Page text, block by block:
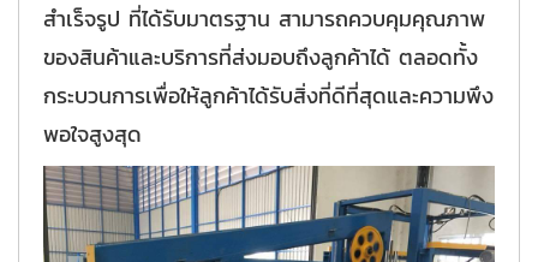
สำเร็จรูป ที่ได้รับมาตรฐาน สามารถควบคุมคุณภาพ
ของสินค้าและบริการที่ส่งมอบถึงลูกค้าได้ ตลอดทั้ง
กระบวนการเพื่อให้ลูกค้าได้รับสิ่งที่ดีที่สุดและความพึง
พอใจสูงสุด